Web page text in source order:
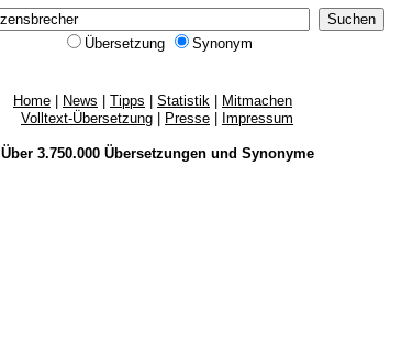
Übersetzung
Synonym
Home News Tipps Statistik
Mitmachen
Volltext-Übersetzung
Presse Impressum
Über 3.750.000 Übersetzungenund Synonyme